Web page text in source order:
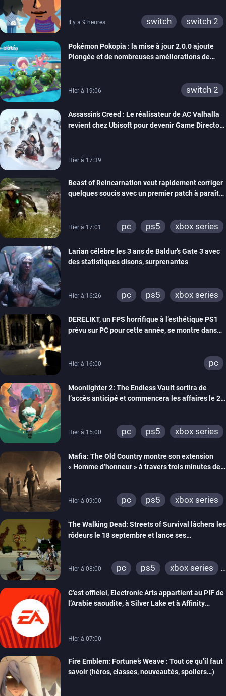
Il y a 9 heures switch switch 2
Pokémon Pokopia : la mise à jour 2.0.0 ajoute
Plongée et de nombreuses améliorations de
Hier à 19:06 switch 2
Assassin’s Creed : Le réalisateur de AC Valhalla
revient chez Ubisoft pour devenir Game Director
Hier à 17:39
Beast of Reincarnation veut rapidement corriger
quelques soucis avec un premier patch à paraître
Hier à 17:01 pc ps5 xbox series
Larian célèbre les 3 ans de Baldur’s Gate 3 avec
des statistiques disons, surprenantes
Hier à 16:26 pc ps5 xbox series
DERELIKT, un FPS horrifique à l’esthétique PS1
prévu sur PC pour cette année, se montre dans
Hier à 16:00 pc
Moonlighter 2: The Endless Vault sortira de
l’accès anticipé et commencera les affaires le 2
Hier à 15:00 pc ps5 xbox series
Mafia: The Old Country montre son extension
« Homme d’honneur » à travers trois minutes de
Hier à 09:00 pc ps5 xbox series
The Walking Dead: Streets of Survival lâchera les
rôdeurs le 18 septembre et lance ses
Hier à 08:00 pc ps5
xbox series
C’est officiel, Electronic Arts appartient au PIF de
l’Arabie saoudite, à Silver Lake et à Affinity
Hier à 07:00
Fire Emblem: Fortune’s Weave : Tout ce qu’il faut
savoir (héros, classes, nouveautés, spoilers…)